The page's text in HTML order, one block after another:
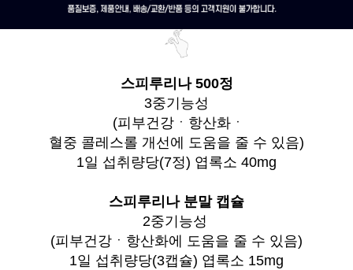
스피루리나 500정
3중기능성
(피부건강ㆍ항산화ㆍ
혈중 콜레스롤 개선에 도움을 줄 수 있음)
1일 섭취량당(7정) 엽록소 40mg
스피루리나 분말 캡슐
2중기능성
(피부건강ㆍ항산화에 도움을 줄 수 있음)
1일 섭취량당(3캡슐) 엽록소 15mg